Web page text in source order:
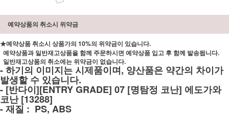
예약상품의 취소시 위약금
★예약상품 취소시 상품가의 10%의 위약금이 있습니다.
예약상품과 일반재고상품을 함께 주문하시면 예약상품 입고 후 함께 발송됩니다.
일반재고상품의 취소에는 위약금이 없습니다.
- 하기의 이미지는 시제품이며, 양산품은 약간의 차이가
발생할 수 있습니다.
- [반다이][ENTRY GRADE] 07 [명탐정 코난] 에도가와
코난 [13288]
- 재질 : PS, ABS